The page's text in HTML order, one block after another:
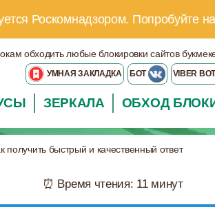
Роскомнадзором. Попробуйте
обходить любые блокировки сайтов
VIBER
БОТ
УМНАЯ ЗАКЛАДКА
ЗЕРКАЛА ОБХОД
получить быстрый и качественный ответ
⏰ Время чтения: 11 минут